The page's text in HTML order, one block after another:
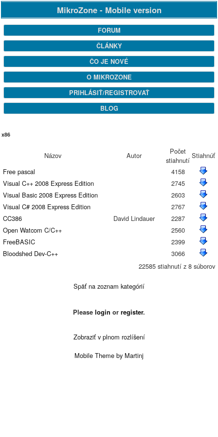
MikroZone - Mobile version
FORUM
ČLÁNKY
ČO JE NOVÉ
O MIKROZONE
PRIHLÁSIŤ/REGISTROVAŤ
BLOG
x86
Názov Autor
Počet
stiahnutí
Stiahnúť
Free pascal
4158
Visual C++ 2008 Express Edition
2745
Visual Basic 2008 Express Edition
2603
Visual C# 2008 Express Edition
2767
CC386
David Lindauer
2287
Open Watcom C/C++
2560
FreeBASIC
2399
Bloodshed Dev-C++
3066
22585 stiahnutí z 8 súborov
Späť na zoznam kategórií
Please login or register.
Zobraziť v plnom rozlíšení
Mobile Theme by Martinj